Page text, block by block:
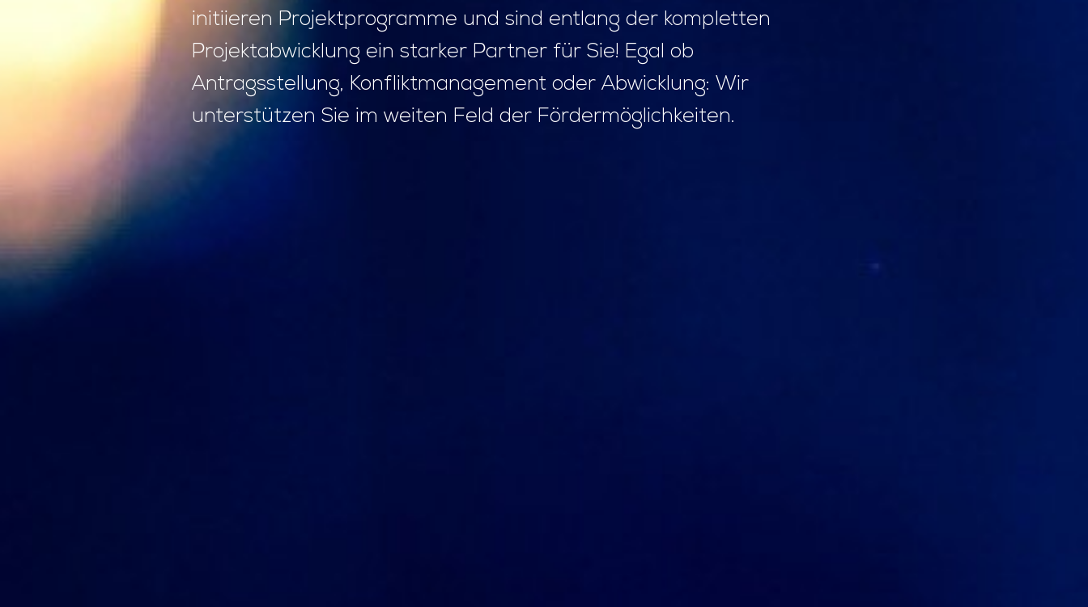
initiieren Projektprogramme und sind entlang der kompletten
Projektabwicklung ein starker Partner für Sie! Egal ob
Antragsstellung, Konfliktmanagement oder Abwicklung: Wir
unterstützen Sie im weiten Feld der Fördermöglichkeiten.